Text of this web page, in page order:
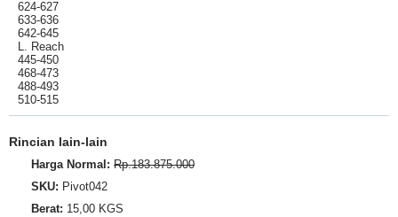
624-627
633-636
642-645
L. Reach
445-450
468-473
488-493
510-515
Rincian lain-lain
Harga Normal: Rp.183.875.000
SKU: Pivot042
Berat: 15,00 KGS